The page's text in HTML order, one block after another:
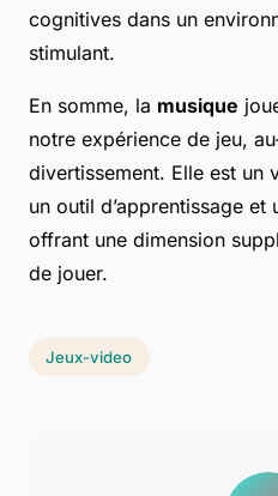
cognitives dans un
stimulant.
En somme, la musique
notre expérience de jeu,
divertissement. Elle est un
un outil d’apprentissage et
offrant une dimension
de jouer.
Jeux-video